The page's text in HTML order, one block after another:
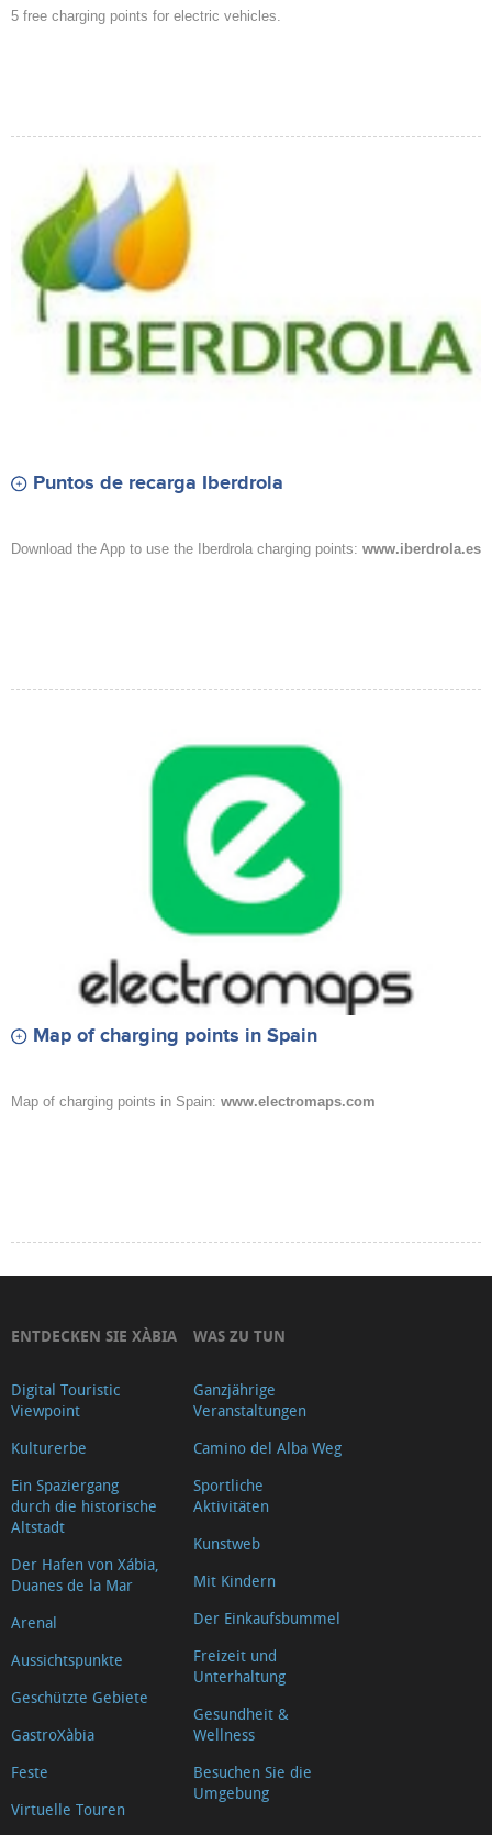
5 free charging points for electric vehicles.
Puntos de recarga Iberdrola
Download the App to use the Iberdrola charging points: www.iberdrola.es
Map of charging points in Spain
Map of charging points in Spain: www.electromaps.com
ENTDECKEN SIE XÀBIA
Digital Touristic
Viewpoint
Kulturerbe
Ein Spaziergang
durch die historische
Altstadt
Der Hafen von Xábia,
Duanes de la Mar
Arenal
Aussichtspunkte
Geschützte Gebiete
GastroXàbia
Feste
Virtuelle Touren
WAS ZU TUN
Ganzjährige
Veranstaltungen
Camino del Alba Weg
Sportliche
Aktivitäten
Kunstweb
Mit Kindern
Der Einkaufsbummel
Freizeit und
Unterhaltung
Gesundheit &
Wellness
Besuchen Sie die
Umgebung